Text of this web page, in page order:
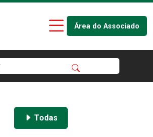
Área do Associado
Todas